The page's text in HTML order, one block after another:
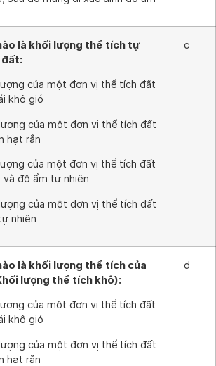
là khối lượng thể tích tự
đất:
của một đơn vị thể tích đất
khô gió
của một đơn vị thể tích đất
hạt rắn
của một đơn vị thể tích đất
độ ẩm tự nhiên
của một đơn vị thể tích đất
nhiên
c
là khối lượng thể tích của
lượng thể tích khô):
của một đơn vị thể tích đất
khô gió
của một đơn vị thể tích đất
hạt rắn
d